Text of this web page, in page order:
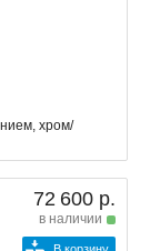
хром/
72 600 р.
в наличии